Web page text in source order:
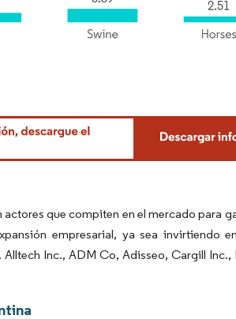
que compiten en el mercado para
empresarial, ya sea invirtiendo
Inc., ADM Co, Adisseo, Cargill Inc.,